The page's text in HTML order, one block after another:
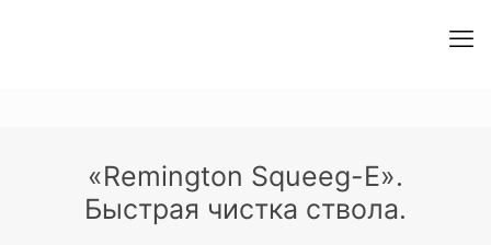
«Remington Squeeg-E».
Быстрая чистка ствола.